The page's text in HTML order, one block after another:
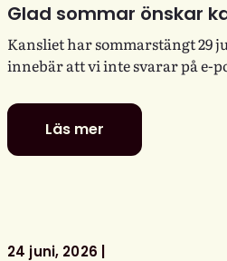
Glad sommar önskar
Kansliet har sommarstängt 29
innebär att vi inte svarar på e-
Läs mer
Glad
sommar
24 juni, 2026